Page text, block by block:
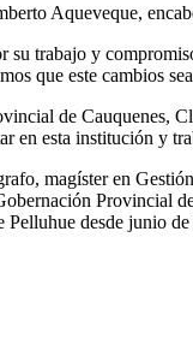
Aqueveque,
su trabajo y
que este cambios
de Cauquenes,
en esta institución y
magíster en
Provincial
Pelluhue desde junio